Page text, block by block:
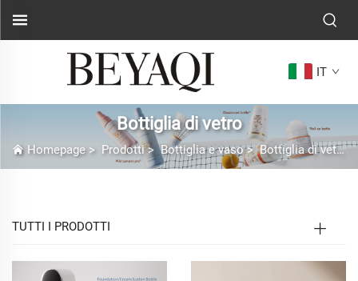
IT
Bottiglia di vetro
Homepage> Prodotti>Bottiglia e vaso>Bottiglia di vetro
TUTTI I PRODOTTI